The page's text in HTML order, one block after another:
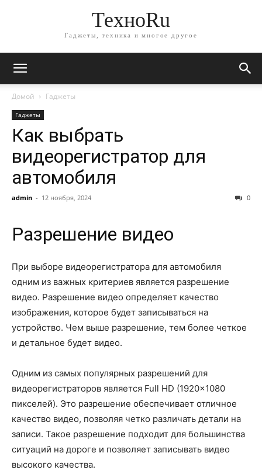
ТехноRu
Гаджеты, техника и многое другое
Домой Гаджеты
Гаджеты
Как выбрать
видеорегистратор для
автомобиля
admin - 12 ноября, 2024 0
Разрешение видео
При выборе видеорегистратора для автомобиля
одним из важных критериев является разрешение
видео. Разрешение видео определяет качество
изображения, которое будет записываться на
устройство. Чем выше разрешение, тем более четкое
и детальное будет видео.
Одним из самых популярных разрешений для
видеорегистраторов является Full HD (1920×1080
пикселей). Это разрешение обеспечивает отличное
качество видео, позволяя четко различать детали на
записи. Такое разрешение подходит для большинства
ситуаций на дороге и позволяет записывать видео
высокого качества.